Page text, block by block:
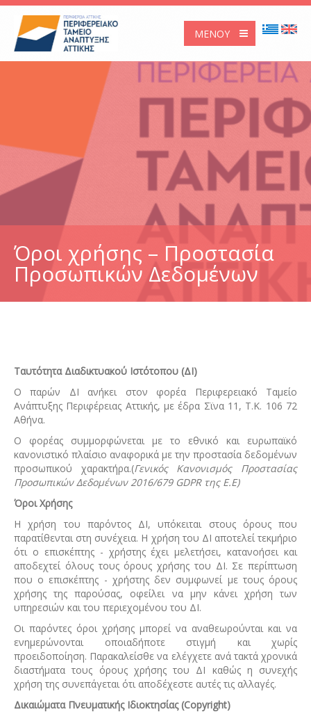
ΜΕΝΟΎ
Όροι χρήσης – Προστασία
Προσωπικών Δεδομένων
Ταυτότητα Διαδικτυακού Ιστότοπου (ΔΙ)
Ο παρών ΔΙ ανήκει στον φορέα Περιφερειακό Ταμείο
Ανάπτυξης Περιφέρειας Αττικής, με έδρα Σϊνα 11, Τ.Κ. 106 72
Αθήνα.
Ο φορέας συμμορφώνεται με το εθνικό και ευρωπαϊκό
κανονιστικό πλαίσιο αναφορικά με την προστασία δεδομένων
προσωπικού χαρακτήρα.(Γενικός Κανονισμός Προστασίας
Προσωπικών Δεδομένων 2016/679 GDPR της Ε.Ε)
Όροι Χρήσης
Η χρήση του παρόντος ΔΙ, υπόκειται στους όρους που
παρατίθενται στη συνέχεια. Η χρήση του ΔΙ αποτελεί τεκμήριο
ότι ο επισκέπτης - χρήστης έχει μελετήσει, κατανοήσει και
αποδεχτεί όλους τους όρους χρήσης του ΔΙ. Σε περίπτωση
που ο επισκέπτης - χρήστης δεν συμφωνεί με τους όρους
χρήσης της παρούσας, οφείλει να μην κάνει χρήση των
υπηρεσιών και του περιεχομένου του ΔΙ.
Οι παρόντες όροι χρήσης μπορεί να αναθεωρούνται και να
ενημερώνονται οποιαδήποτε στιγμή και χωρίς
προειδοποίηση. Παρακαλείσθε να ελέγχετε ανά τακτά χρονικά
διαστήματα τους όρους χρήσης του ΔΙ καθώς η συνεχής
χρήση της συνεπάγεται ότι αποδέχεστε αυτές τις αλλαγές.
Δικαιώματα Πνευματικής Ιδιοκτησίας (Copyright)